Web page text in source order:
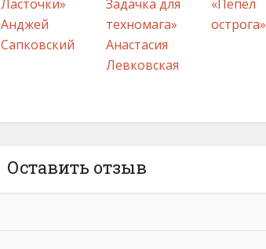
Ласточки»
Анджей
Сапковский
Задачка для
техномага»
Анастасия
Левковская
«Пепел
острога»
Оставить отзыв